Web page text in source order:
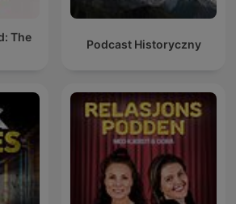
The
Podcast Historyczny